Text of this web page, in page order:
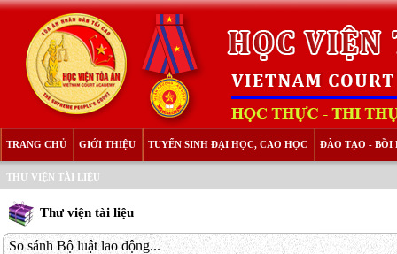
TRANG CHỦ GIỚI THIỆU TUYỂN SINH ĐẠI HỌC, CAO HỌC ĐÀO TẠO - BỒI
THƯ VIỆN TÀI LIỆU
Thư viện tài liệu
So sánh Bộ luật lao động...